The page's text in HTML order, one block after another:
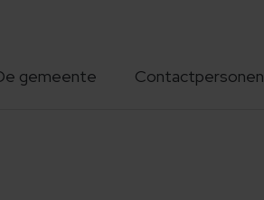
gemeente Contactpersonen